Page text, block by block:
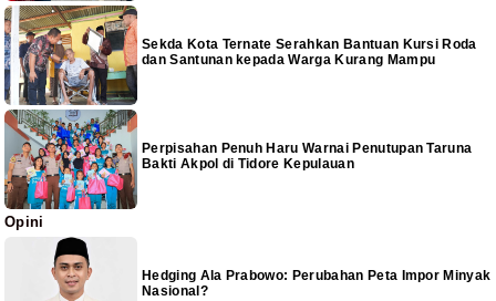
Sekda Kota Ternate Serahkan Bantuan Kursi Roda
dan Santunan kepada Warga Kurang Mampu
Perpisahan Penuh Haru Warnai Penutupan Taruna
Bakti Akpol di Tidore Kepulauan
Opini
Hedging Ala Prabowo: Perubahan Peta Impor Minyak
Nasional?